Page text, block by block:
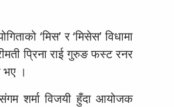
‘मिस’ र ‘मिसेस’ विधामा
प्रिना राई गुरुङ फस्ट रनर
भए ।
संगम शर्मा विजयी हुँदा आयोजक